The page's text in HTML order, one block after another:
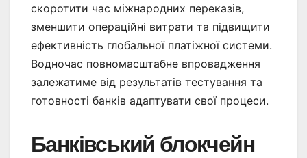
скоротити час міжнародних переказів,
зменшити операційні витрати та підвищити
ефективність глобальної платіжної системи.
Водночас повномасштабне впровадження
залежатиме від результатів тестування та
готовності банків адаптувати свої процеси.
Банківський блокчейн